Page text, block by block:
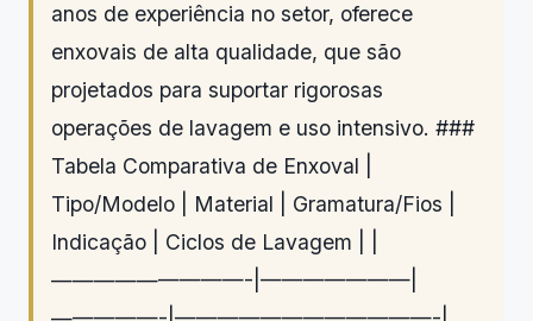
anos de experiência no setor, oferece
enxovais de alta qualidade, que são
projetados para suportar rigorosas
operações de lavagem e uso intensivo. ###
Tabela Comparativa de Enxoval |
Tipo/Modelo | Material | Gramatura/Fios |
Indicação | Ciclos de Lavagem | |
—————————-|———————|